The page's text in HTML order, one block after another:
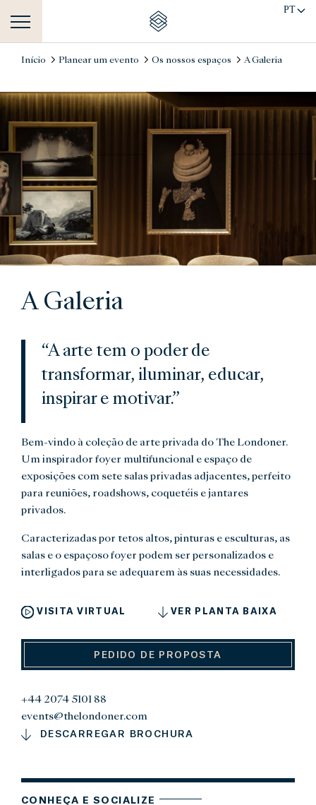
PT
Início Planear um evento Os nossos espaços A Galeria
A Galeria
Bem-vindo à coleção de arte privada do The Londoner.
Um inspirador foyer multifuncional e espaço de
exposições com sete salas privadas adjacentes, perfeito
para reuniões, roadshows, coquetéis e jantares
privados.
Caracterizadas por tetos altos, pinturas e esculturas, as
salas e o espaçoso foyer podem ser personalizados e
interligados para se adequarem às suas necessidades.
“A arte tem o poder de
transformar, iluminar, educar,
inspirar e motivar.”
VISITA VIRTUAL VER PLANTA BAIXA
PEDIDO DE PROPOSTA
+44 2074 5101 88
events@thelondoner.com
DESCARREGAR BROCHURA
CONHEÇA E SOCIALIZE